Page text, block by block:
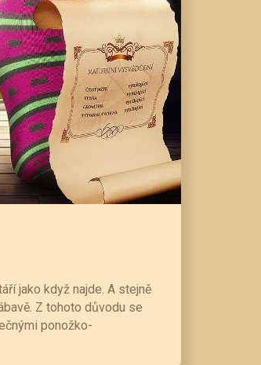
jako když najde. A stejně
Z tohoto důvodu se
ponožko-